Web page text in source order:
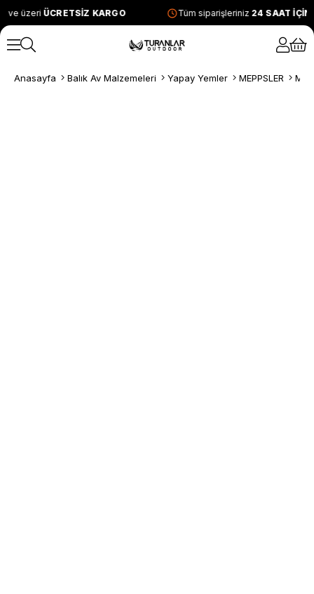
ve üzeri ÜCRETSİZ KARGO Tüm siparişleriniz 24 SAAT
Anasayfa Balık Av Malzemeleri Yapay Yemler MEPPSLER